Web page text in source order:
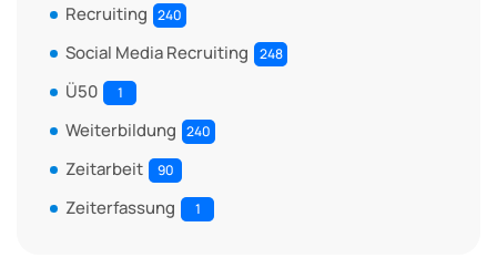
Recruiting 240
Social Media Recruiting 248
Ü50 1
Weiterbildung 240
Zeitarbeit 90
Zeiterfassung 1